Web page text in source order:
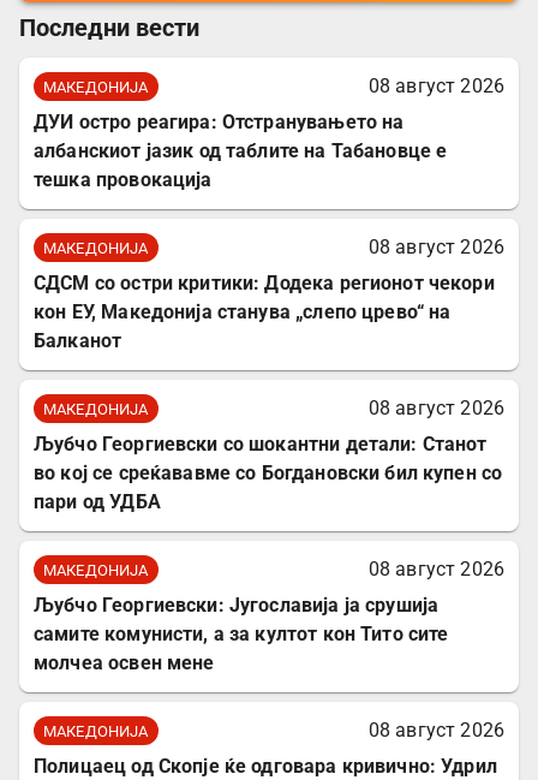
Последни вести
МАКЕДОНИЈА
08 август 2026
ДУИ остро реагира: Отстранувањето на
албанскиот јазик од таблите на Табановце е
тешка провокација
МАКЕДОНИЈА
08 август 2026
СДСМ со остри критики: Додека регионот чекори
кон ЕУ, Македонија станува „слепо црево“ на
Балканот
МАКЕДОНИЈА
08 август 2026
Љубчо Георгиевски со шокантни детали: Станот
во кој се среќававме со Богдановски бил купен со
пари од УДБА
МАКЕДОНИЈА
08 август 2026
Љубчо Георгиевски: Југославија ја срушија
самите комунисти, а за култот кон Тито сите
молчеа освен мене
МАКЕДОНИЈА
08 август 2026
Полицаец од Скопје ќе одговара кривично: Удрил